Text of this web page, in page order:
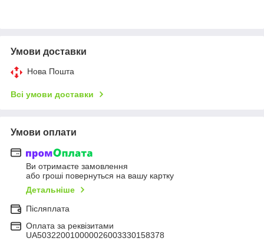
Умови доставки
Нова Пошта
Всі умови доставки
Умови оплати
Ви отримаєте замовлення
або гроші повернуться на вашу картку
Детальніше
Післяплата
Оплата за реквізитами
UA503220010000026003330158378